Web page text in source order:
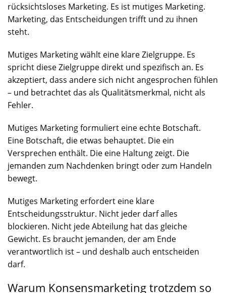
rücksichtsloses Marketing. Es ist mutiges Marketing.
Marketing, das Entscheidungen trifft und zu ihnen
steht.
Mutiges Marketing wählt eine klare Zielgruppe. Es
spricht diese Zielgruppe direkt und spezifisch an. Es
akzeptiert, dass andere sich nicht angesprochen fühlen
– und betrachtet das als Qualitätsmerkmal, nicht als
Fehler.
Mutiges Marketing formuliert eine echte Botschaft.
Eine Botschaft, die etwas behauptet. Die ein
Versprechen enthält. Die eine Haltung zeigt. Die
jemanden zum Nachdenken bringt oder zum Handeln
bewegt.
Mutiges Marketing erfordert eine klare
Entscheidungsstruktur. Nicht jeder darf alles
blockieren. Nicht jede Abteilung hat das gleiche
Gewicht. Es braucht jemanden, der am Ende
verantwortlich ist – und deshalb auch entscheiden
darf.
Warum Konsensmarketing trotzdem so